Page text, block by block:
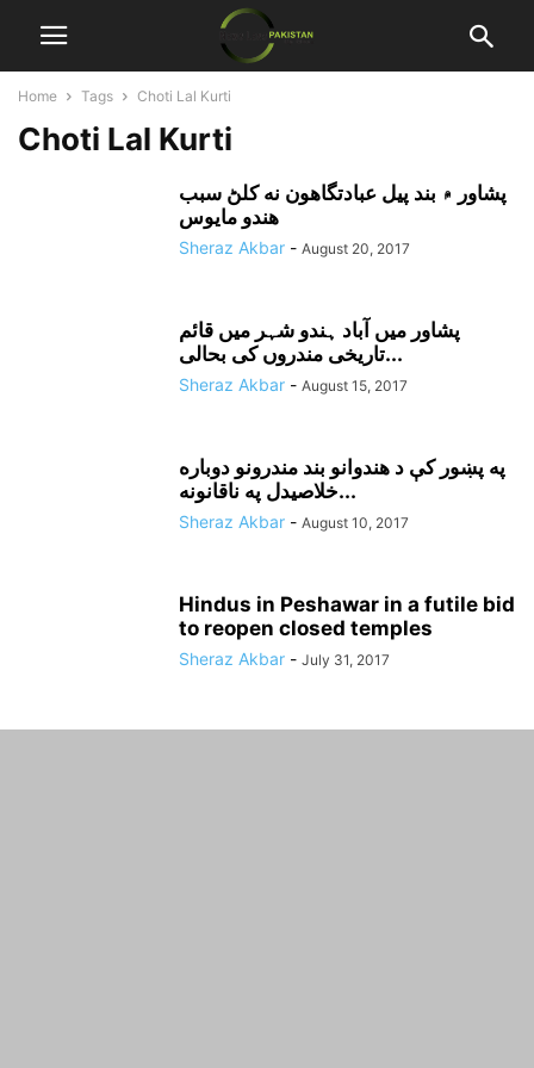
Home Tags Choti Lal Kurti
Choti Lal Kurti
پشاور ۾ بند پيل عبادتگاهون نه کلڻ سبب
هندو مايوس
Sheraz Akbar - August 20, 2017
پشاور میں آباد ہندو شہر میں قائم
تاریخی مندروں کی بحالی...
Sheraz Akbar - August 15, 2017
په پښور کې د هندوانو بند مندرونو دوباره
خلاصيدل په ناقانونه...
Sheraz Akbar - August 10, 2017
Hindus in Peshawar in a futile bid
to reopen closed temples
Sheraz Akbar - July 31, 2017